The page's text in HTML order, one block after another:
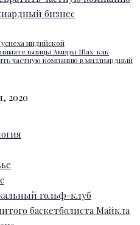
индийской
Амиры Шах: как
частную компанию в миллиардный
2020